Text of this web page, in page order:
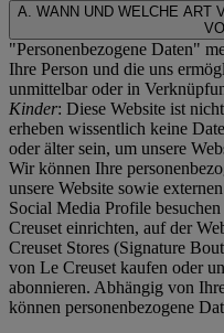
A. WANN UND WELCHE ART
"Personenbezogene Daten"
Ihre Person und die uns
unmittelbar oder in
Kinder: Diese Website ist
erheben wissentlich keine
oder älter sein, um unsere
Wir können Ihre
unsere Website sowie
Social Media Profile
Creuset einrichten, auf der
Creuset Stores (Signature
von Le Creuset kaufen oder
abonnieren. Abhängig von
können personenbezogene